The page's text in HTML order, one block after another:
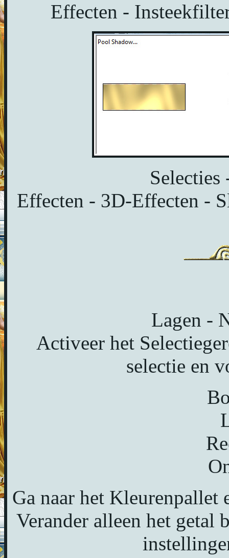
Effecten -
Selecties
Effecten - 3D-Effecten -
Lagen -
Activeer het
selectie en
Ga naar het
Verander alleen het getal